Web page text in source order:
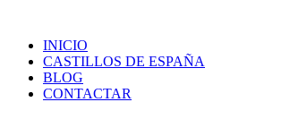
contenidoINICIO
CASTILLOS DE ESPAÑA
BLOG
CONTACTAR